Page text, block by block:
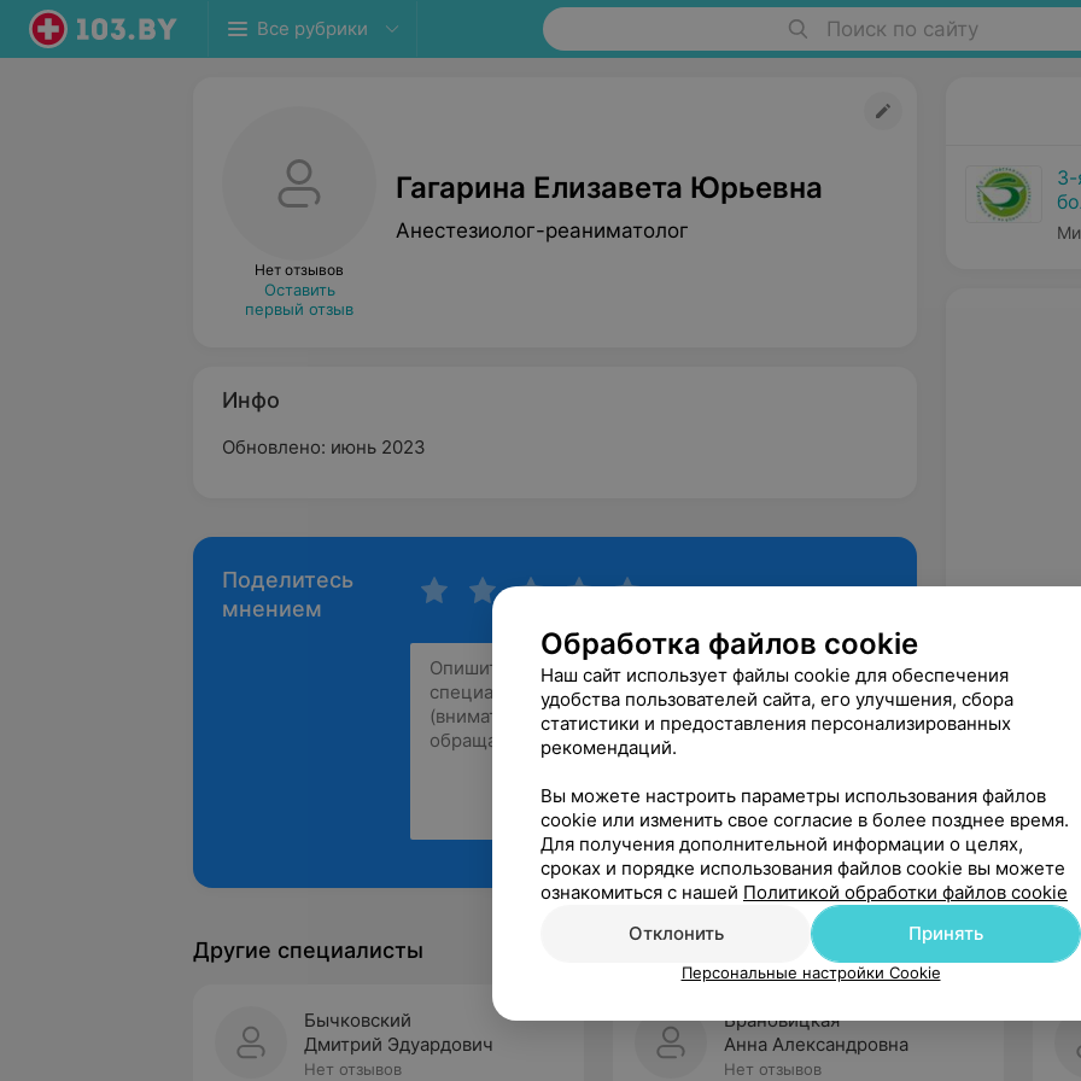
Все рубрики Поиск по сайту
Нет отзывов
Оставить
первый отзыв
Гагарина Елизавета Юрьевна
Анестезиолог-реаниматолог
Инфо
Обновлено: июнь 2023
Поделитесь
мнением
Рекомендую
3-
Другие специалисты
Бычковский
Дмитрий Эдуардович
Нет отзывов
Брановицкая
Анна Александровна
Нет отзывов
Обработка файлов cookie
Наш сайт использует файлы cookie для обеспечения
удобства пользователей сайта, его улучшения, сбора
статистики и предоставления персонализированных
рекомендаций.
Вы можете настроить параметры использования файлов
cookie или изменить свое согласие в более позднее время.
Для получения дополнительной информации о целях,
сроках и порядке использования файлов cookie вы можете
ознакомиться с нашей Политикой обработки файлов cookie
Отклонить
Принять
Персональные настройки Cookie